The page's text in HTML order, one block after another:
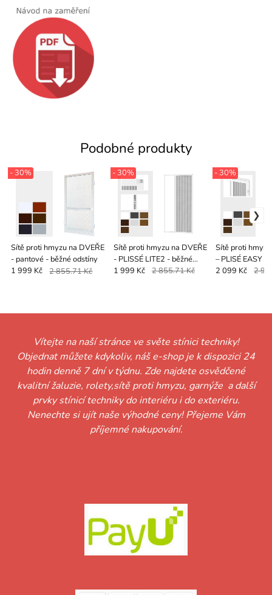
Podobné produkty
Sítě proti hmyzu na DVEŘE
- pantové - běžné odstíny
- 30%
1 999 Kč 2 855.71 Kč
Sítě proti hmyzu na DVEŘE
- PLISSÉ LITE2 - běžné
odstíny
- 30%
1 999 Kč 2 855.71 Kč
Sítě proti
– PLISÉ EASY
- 30%
2 099 Kč 2
Vítejte na naší stránce ve světe stínici techniky!
Objednat můžete kdykoliv, náš e-shop je k dispozici 24
hodin denně 7 dní v týdnu. Zde najdete osvědčené
kvalitní žaluzie, rolety,sítě proti hmyzu, garnýže a další
prvky stínicí techniky do interiéru i do exteriéru.
Nenechte si ujít naše výhodné ceny! Přejeme Vám
příjemné nakupování.